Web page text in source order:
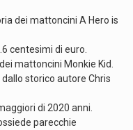
dei mattoncini A Hero is
centesimi di euro.
mattoncini Monkie Kid.
storico autore Chris
di 2020 anni.
parecchie